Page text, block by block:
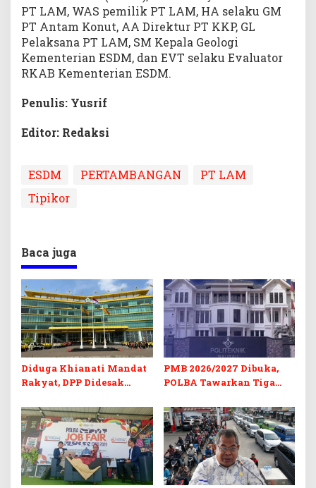
PT LAM, WAS pemilik PT LAM, HA selaku GM
PT Antam Konut, AA Direktur PT KKP, GL
Pelaksana PT LAM, SM Kepala Geologi
Kementerian ESDM, dan EVT selaku Evaluator
RKAB Kementerian ESDM.
Penulis: Yusrif
Editor: Redaksi
ESDM PERTAMBANGAN
PT LAM
Tipikor
Baca juga
Diduga Khianati Mandat
Rakyat, DPP Didesak
Morowali
PMB 2026/2027 Dibuka,
POLBA Tawarkan Tiga
Kuliah Gratis